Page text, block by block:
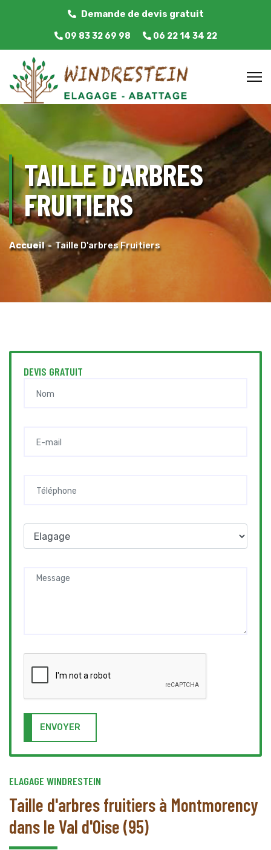
Demande de devis gratuit
09 83 32 69 98 06 22 14 34 22
TAILLE D'ARBRES
FRUITIERS
Accueil Taille D'arbres Fruitiers
DEVIS GRATUIT
ENVOYER
ELAGAGE WINDRESTEIN
Taille d'arbres fruitiers à Montmorency
dans le Val d'Oise (95)